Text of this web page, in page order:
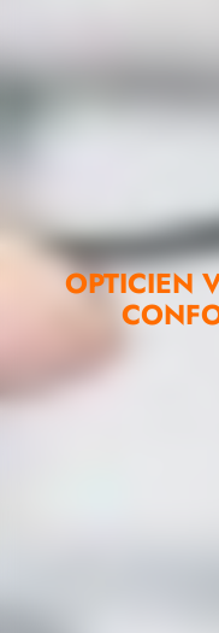
OPTICIEN